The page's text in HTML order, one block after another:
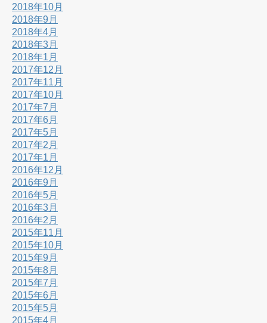
2018年10月
2018年9月
2018年4月
2018年3月
2018年1月
2017年12月
2017年11月
2017年10月
2017年7月
2017年6月
2017年5月
2017年2月
2017年1月
2016年12月
2016年9月
2016年5月
2016年3月
2016年2月
2015年11月
2015年10月
2015年9月
2015年8月
2015年7月
2015年6月
2015年5月
2015年4月